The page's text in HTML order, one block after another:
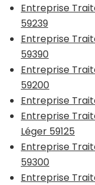
Entreprise
59239
Entreprise
59390
Entreprise
59200
Entreprise
Entreprise
Léger 59125
Entreprise
59300
Entreprise